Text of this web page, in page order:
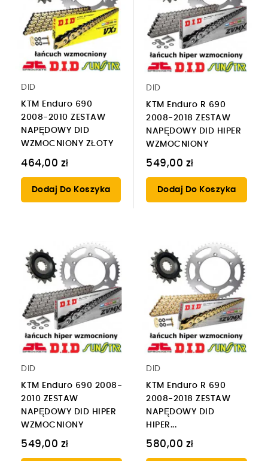
DID
KTM Enduro 690
2008-2010 ZESTAW
NAPĘDOWY DID
WZMOCNIONY ZŁOTY
464,00 zł
Dodaj Do Koszyka
DID
KTM Enduro R 690
2008-2018 ZESTAW
NAPĘDOWY DID HIPER
WZMOCNIONY
549,00 zł
Dodaj Do Koszyka
DID
KTM Enduro 690 2008-
2010 ZESTAW
NAPĘDOWY DID HIPER
WZMOCNIONY
549,00 zł
DID
KTM Enduro R 690
2008-2018 ZESTAW
NAPĘDOWY DID
HIPER...
580,00 zł